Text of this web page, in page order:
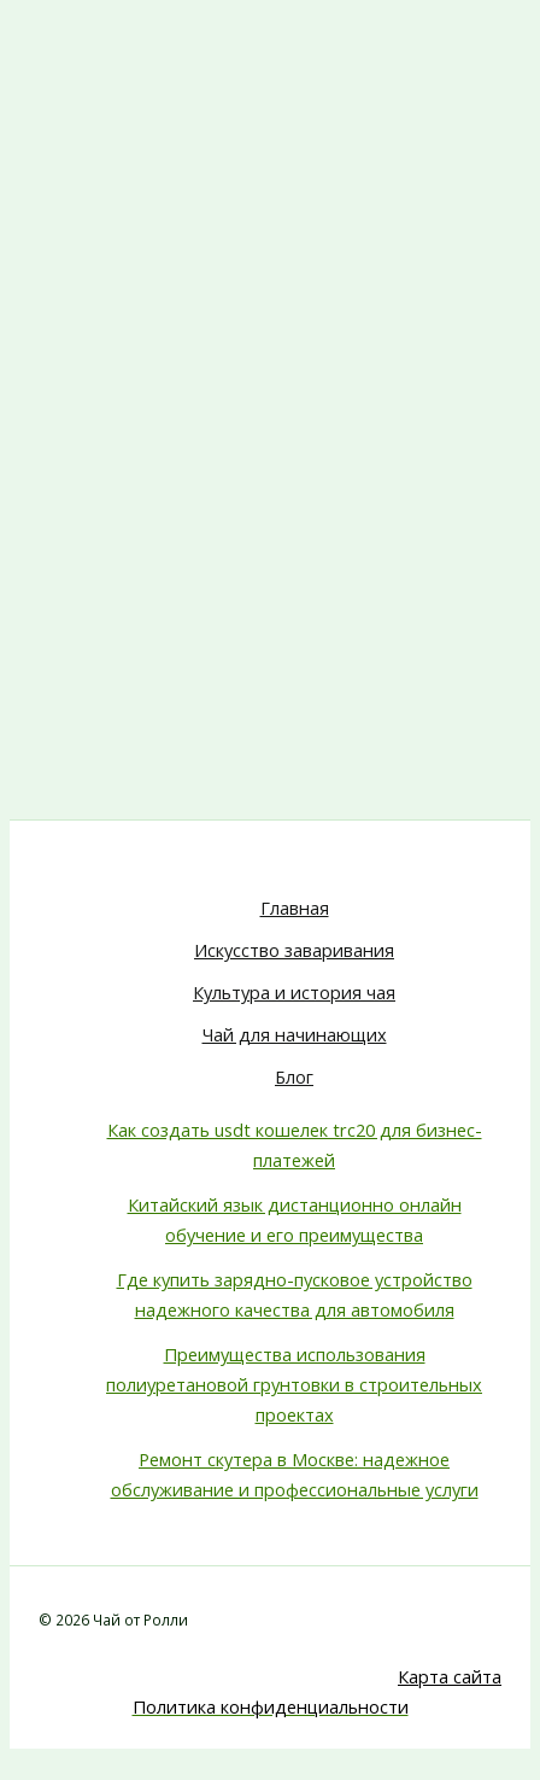
Главная
Искусство заваривания
Культура и история чая
Чай для начинающих
Блог
Как создать usdt кошелек trc20 для бизнес-
платежей
Китайский язык дистанционно онлайн
обучение и его преимущества
Где купить зарядно-пусковое устройство
надежного качества для автомобиля
Преимущества использования
полиуретановой грунтовки в строительных
проектах
Ремонт скутера в Москве: надежное
обслуживание и профессиональные услуги
© 2026 Чай от Ролли
Карта сайта
Политика конфиденциальности